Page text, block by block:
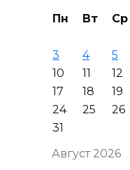
Август 2026
Пн Вт Ср
3
4 5
10
11 12
17
18 19
24
25 26
31